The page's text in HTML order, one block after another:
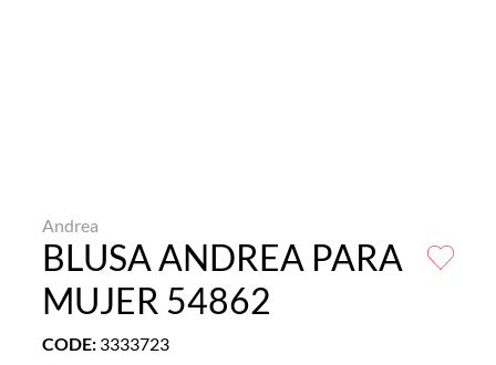
Andrea
BLUSA ANDREA PARA
MUJER 54862
CODE: 3333723